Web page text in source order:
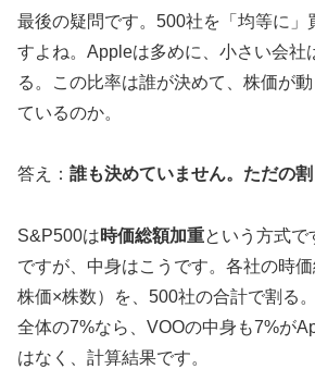
最後の疑問です。500社を「均等に」
すよね。Appleは多めに、小さい会社
る。この比率は誰が決めて、株価が
ているのか。
答え： 誰も決めていません。ただの割
S&P500は時価総額加重という方式で
ですが、中身はこうです。各社の時
株価×株数）を、500社の合計で割る
全体の7%なら、VOOの中身も7%が
はなく、計算結果です。